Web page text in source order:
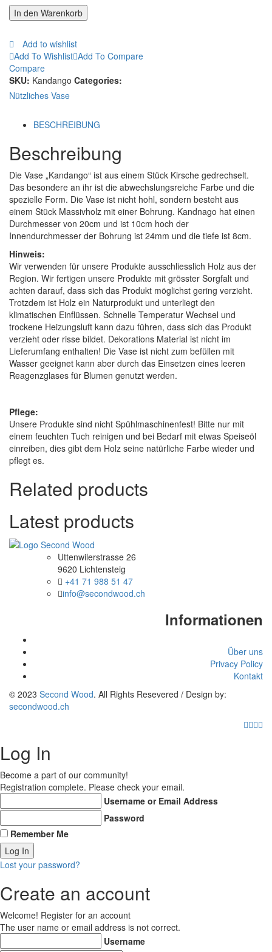
In den Warenkorb
Add to wishlist
Add To Wishlist Add To Compare
Compare
SKU: Kandango Categories:
Nützliches Vase
BESCHREIBUNG
Beschreibung
Die Vase „Kandango“ ist aus einem Stück Kirsche gedrechselt.
Das besondere an ihr ist die abwechslungsreiche Farbe und die
spezielle Form. Die Vase ist nicht hohl, sondern besteht aus
einem Stück Massivholz mit einer Bohrung. Kandnago hat einen
Durchmesser von 20cm und ist 10cm hoch der
Innendurchmesser der Bohrung ist 24mm und die tiefe ist 8cm.
Hinweis:
Wir verwenden für unsere Produkte ausschliesslich Holz aus der
Region. Wir fertigen unsere Produkte mit grösster Sorgfalt und
achten darauf, dass sich das Produkt möglichst gering verzieht.
Trotzdem ist Holz ein Naturprodukt und unterliegt den
klimatischen Einflüssen. Schnelle Temperatur Wechsel und
trockene Heizungsluft kann dazu führen, dass sich das Produkt
verzieht oder risse bildet. Dekorations Material ist nicht im
Lieferumfang enthalten! Die Vase ist nicht zum befüllen mit
Wasser geeignet kann aber durch das Einsetzen eines leeren
Reagenzglases für Blumen genutzt werden.
Pflege:
Unsere Produkte sind nicht Spühlmaschinenfest! Bitte nur mit
einem feuchten Tuch reinigen und bei Bedarf mit etwas Speiseöl
einreiben, dies gibt dem Holz seine natürliche Farbe wieder und
pflegt es.
Related products
Latest products
Uttenwilerstrasse 26
9620 Lichtensteig
+41 71 988 51 47
info@secondwood.ch
Informationen
Über uns
Privacy Policy
Kontakt
© 2023 Second Wood. All Rights Resevered / Design by:
secondwood.ch
Log In
Become a part of our community!
Registration complete. Please check your email.
Username or Email Address
Password
Remember Me
Lost your password?
Create an account
Welcome! Register for an account
The user name or email address is not correct.
Username